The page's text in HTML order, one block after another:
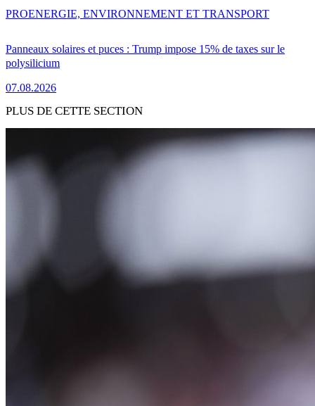
Panneaux solaires et puces : Trump impose 15% de taxes sur le
polysilicium
07.08.2026
PROENERGIE, ENVIRONNEMENT ET TRANSPORT
PLUS DE CETTE SECTION